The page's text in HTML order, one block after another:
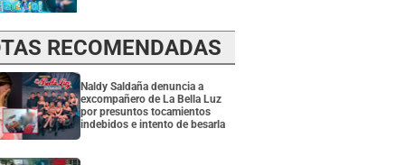
RECOMENDADAS
Naldy Saldaña denuncia a
excompañero de La Bella Luz
por presuntos tocamientos
indebidos e intento de besarla